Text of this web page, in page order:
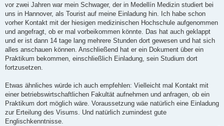
a
vor zwei Jahren war mein Schwager, der in Medellín Medizin studiert bei
uns in Hannover, als Tourist auf meine Einladung hin. Ich habe schon
vorher Kontakt mit der hiesigen medizinischen Hochschule aufgenommen
und angefragt, ob er mal vorbeikommen könnte. Das hat auch geklappt
und er ist dann 14 tage lang mehrere Stunden dort gewesen und hat sich
alles anschauen können. Anschließend hat er ein Dokument über ein
Praktikum bekommen, einschließlich Einladung, sein Studium dort
fortzusetzen.
Etwas ähnliches würde ich auch empfehlen: Vielleicht mal Kontakt mit
einer betriebswirtschaftlichen Fakultät aufnehmen und anfragen, ob ein
Praktikum dort möglich wäre. Voraussetzung wäe natürlich eine Einladung
zur Erteilung des Visums. Und natürlich zumindest gute
Englischkenntnisse.